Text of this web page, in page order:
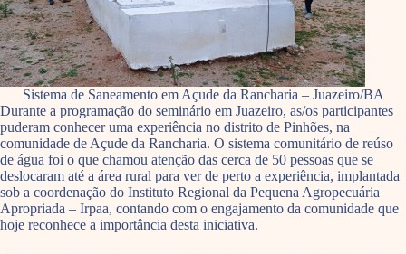
Sistema de Saneamento em Açude da Rancharia – Juazeiro/BA
Durante a programação do seminário em Juazeiro, as/os participantes
puderam conhecer uma experiência no distrito de Pinhões, na
comunidade de Açude da Rancharia. O sistema comunitário de reúso
de água foi o que chamou atenção das cerca de 50 pessoas que se
deslocaram até a área rural para ver de perto a experiência, implantada
sob a coordenação do Instituto Regional da Pequena Agropecuária
Apropriada – Irpaa, contando com o engajamento da comunidade que
hoje reconhece a importância desta iniciativa.